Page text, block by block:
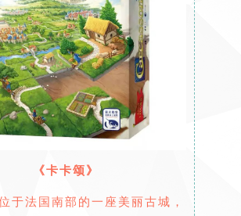
《卡卡颂》
于法国南部的一座美丽古城，